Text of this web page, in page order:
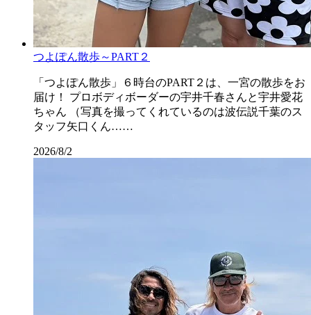
つよぽん散歩～PART２
「つよぽん散歩」６時台のPART２は、一宮の散歩をお
届け！ プロボディボーダーの宇井千春さんと宇井愛花
ちゃん （写真を撮ってくれているのは波伝説千葉のス
タッフ矢口くん……
2026/8/2